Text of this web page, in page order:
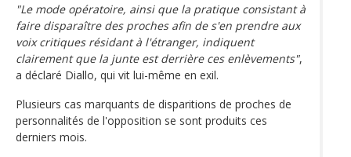
"Le mode opératoire, ainsi que la pratique consistant à
faire disparaître des proches afin de s'en prendre aux
voix critiques résidant à l'étranger, indiquent
clairement que la junte est derrière ces enlèvements",
a déclaré Diallo, qui vit lui-même en exil.
Plusieurs cas marquants de disparitions de proches de
personnalités de l'opposition se sont produits ces
derniers mois.